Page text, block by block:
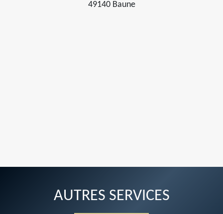
49140 Baune
AUTRES SERVICES